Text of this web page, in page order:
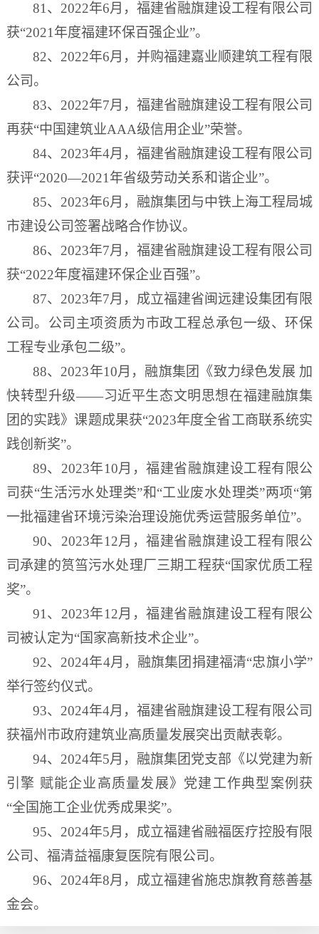
81、2022年6月，福建省融旗建设工程有限公司
获“2021年度福建环保百强企业”。
82、2022年6月，并购福建嘉业顺建筑工程有限
公司。
83、2022年7月，福建省融旗建设工程有限公司
再获“中国建筑业AAA级信用企业”荣誉。
84、2023年4月，福建省融旗建设工程有限公司
获评“2020—2021年省级劳动关系和谐企业”。
85、2023年6月，融旗集团与中铁上海工程局城
市建设公司签署战略合作协议。
86、2023年7月，福建省融旗建设工程有限公司
获“2022年度福建环保企业百强”。
87、2023年7月，成立福建省闽远建设集团有限
公司。公司主项资质为市政工程总承包一级、环保
工程专业承包二级”。
88、2023年10月，融旗集团《致力绿色发展 加
快转型升级——习近平生态文明思想在福建融旗集
团的实践》课题成果获“2023年度全省工商联系统实
践创新奖”。
89、2023年10月，福建省融旗建设工程有限公
司获“生活污水处理类”和“工业废水处理类”两项“第
一批福建省环境污染治理设施优秀运营服务单位”。
90、2023年12月，福建省融旗建设工程有限公
司承建的筼筜污水处理厂三期工程获“国家优质工程
奖”。
91、2023年12月，福建省融旗建设工程有限公
司被认定为“国家高新技术企业”。
92、2024年4月，融旗集团捐建福清“忠旗小学”
举行签约仪式。
93、2024年4月，福建省融旗建设工程有限公司
获福州市政府建筑业高质量发展突出贡献表彰。
94、2024年5月，融旗集团党支部《以党建为新
引擎 赋能企业高质量发展》党建工作典型案例获
“全国施工企业优秀成果奖”。
95、2024年5月，成立福建省融福医疗控股有限
公司、 福清益福康复医院有限公司。
96、2024年8月，成立福建省施忠旗教育慈善基
金会。